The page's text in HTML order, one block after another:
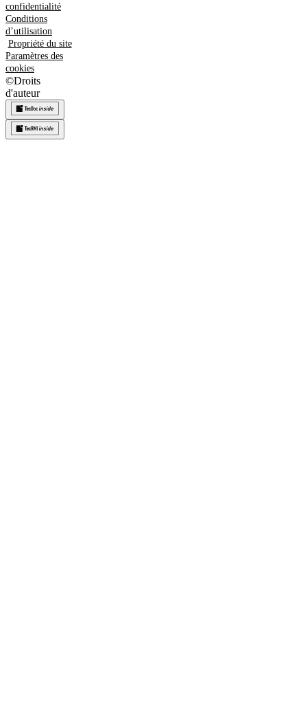
confidentialité
Conditions
d’utilisation
Propriété du site
Paramètres des
cookies
©Droits
d'auteur